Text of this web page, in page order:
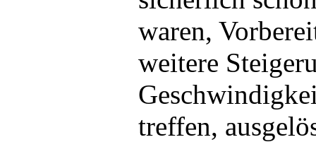
waren,
weitere
treffen,